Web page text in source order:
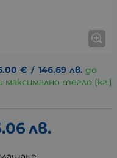
€ / 146.69 лв. до
тегло (кг.)
лв.